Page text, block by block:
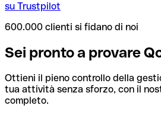
su Trustpilot
600.000 clienti si fidano di noi
Sei pronto a provare
Ottieni il pieno controllo della
tua attività senza sforzo, con il
completo.